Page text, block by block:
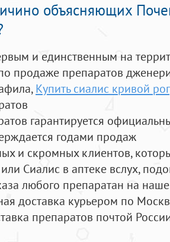
объясняющих
и единственным на
продаже препаратов
, Купить сиалис кривой рог
гарантируется
годами продаж
и скромных клиентов,
Сиалис в аптеке вслух,
любого препаратан на
доставка курьером по
препаратов почтой